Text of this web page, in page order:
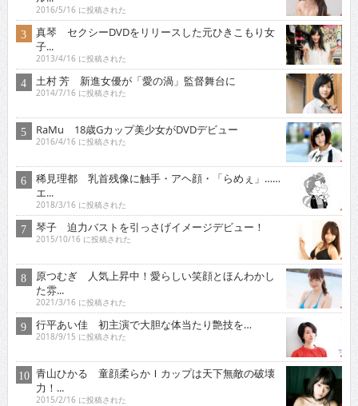
2016/5/16 に投稿された
真琴 セクシーDVDをリリースした元ひきこもり女
子...
2013/4/16 に投稿された
土村 芳 新進女優が「愛の渦」監督舞台に
2014/7/16 に投稿された
RaMu 18歳Gカップ美少女がDVDデビュー
2016/4/16 に投稿された
稀見理都 乳首残像に触手・アヘ顔・「らめぇ」……
エ...
2018/3/16 に投稿された
琴子 迫力バストを引っさげイメージデビュー！
2015/10/16 に投稿された
原つむぎ 人気上昇中！愛らしい笑顔とほんわかし
た雰...
2021/3/16 に投稿された
行平あい佳 初主演で大胆な体当たり艶技を…
2018/9/15 に投稿された
青山ひかる 童顔柔らかＩカップは天下無敵の破壊
力！...
2015/2/16 に投稿された